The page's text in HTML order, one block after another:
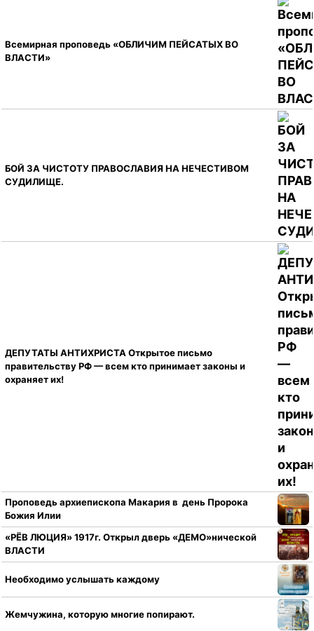
Всемирная проповедь «ОБЛИЧИМ ПЕЙСАТЫХ ВО
ВЛАСТИ»
БОЙ ЗА ЧИСТОТУ ПРАВОСЛАВИЯ НА НЕЧЕСТИВОМ
СУДИЛИЩЕ.
ДЕПУТАТЫ АНТИХРИСТА Открытое письмо
правительству РФ — всем кто принимает законы и
охраняет их!
Проповедь архиепископа Макария в день Пророка
Божия Илии
«РЁВ ЛЮЦИЯ» 1917г. Открыл дверь «ДЕМО»нической
ВЛАСТИ
Необходимо услышать каждому
Жемчужина, которую многие попирают.